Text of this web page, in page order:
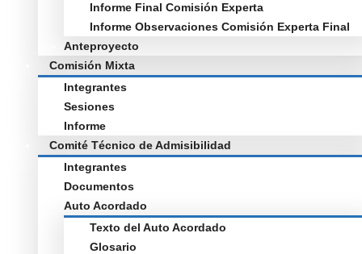
Informe Final Comisión Experta
Informe Observaciones Comisión Experta Final
Anteproyecto
Comisión Mixta
Integrantes
Sesiones
Informe
Comité Técnico de Admisibilidad
Integrantes
Documentos
Auto Acordado
Texto del Auto Acordado
Glosario